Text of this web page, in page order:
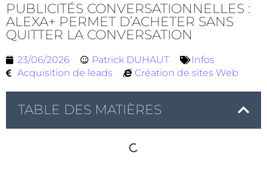
PUBLICITÉS CONVERSATIONNELLES :
ALEXA+ PERMET D’ACHETER SANS
QUITTER LA CONVERSATION
23/06/2026 Patrick DUHAUT
Infos
Acquisition de leads
Création de sites Web
TABLE DES MATIÈRES